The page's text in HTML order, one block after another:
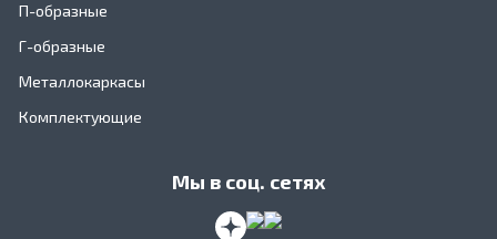
П-образные
Г-образные
Металлокаркасы
Комплектующие
Мы в соц. сетях